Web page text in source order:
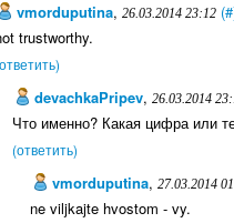
vmorduputina, 26.03.2014 23:12
trustworthy.
devachkaPripev,26.03.2014
Что именно? Какая цифра или
(ответить)
vmorduputina,27.03.2014
ne viljkajte hvostom - vy.